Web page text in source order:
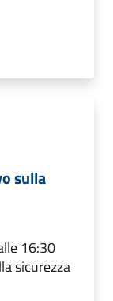
sulla
16:30
sicurezza